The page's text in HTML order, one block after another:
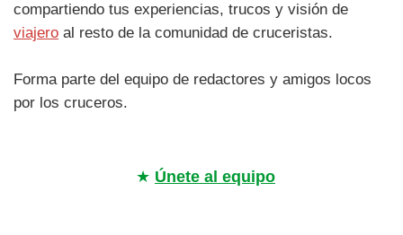
compartiendo tus experiencias, trucos y visión de
viajero al resto de la comunidad de cruceristas.
Forma parte del equipo de redactores y amigos locos
por los cruceros.
★ Únete al equipo